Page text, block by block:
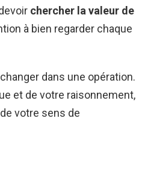
chercher la valeur de
à bien regarder chaque
dans une opération.
et de votre raisonnement,
votre sens de